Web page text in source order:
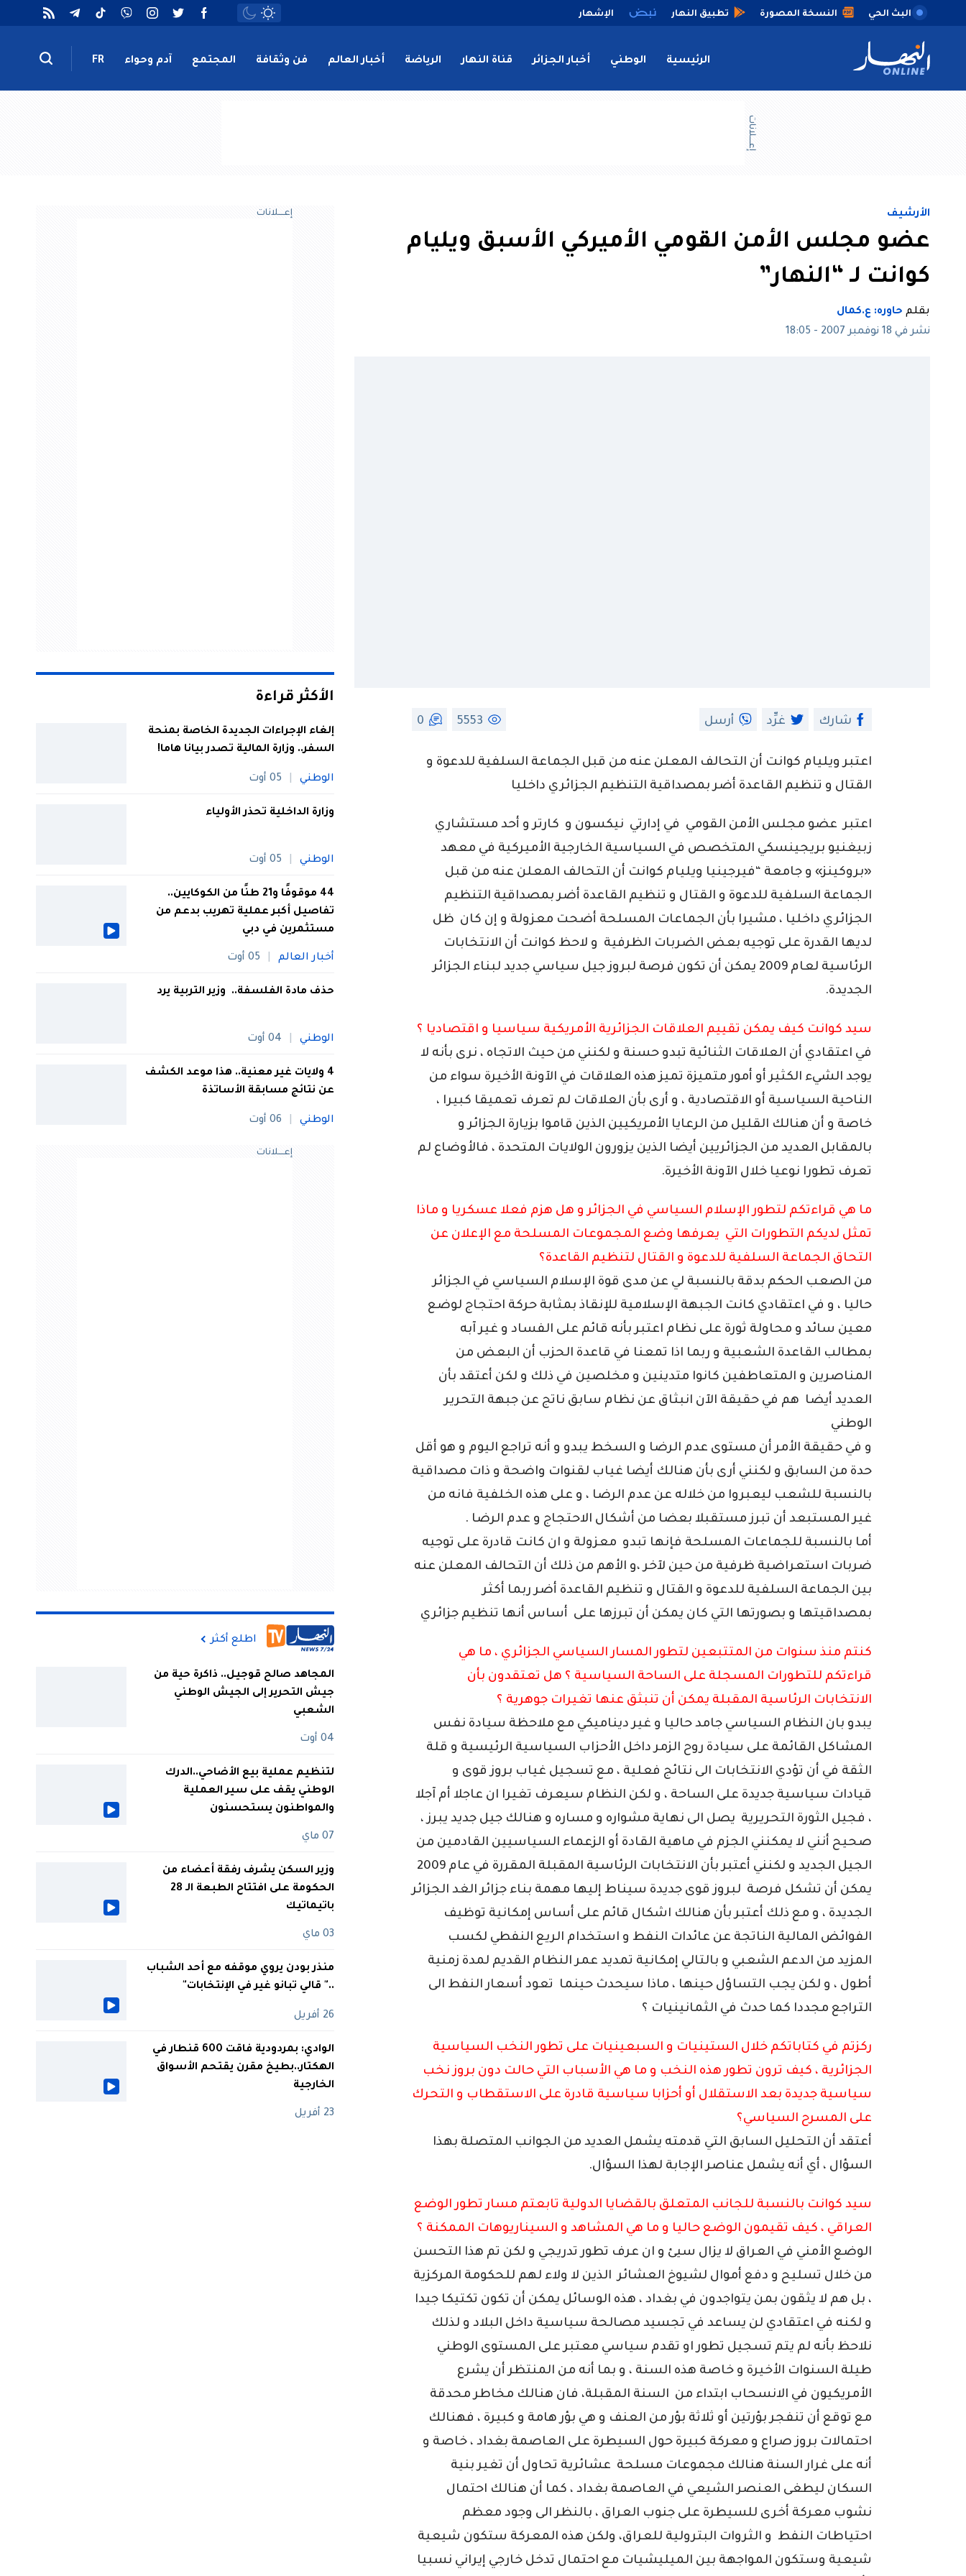
البث الحي النسخة المصورة تطبيق النهار الإشهار
الرئيسية الوطني أخبار الجزائر قناة النهار الرياضة أخبار العالم فن وثقافة المجتمع آدم وحواء FR
إعــــلانات
الأرشيف
عضو مجلس الأمن القومي الأميركي الأسبق ويليام
كوانت لـ “النهار”
بقلم حاوره: ع.كمال
نشر في 18 نوفمبر 2007 - 18:05
شارك غرِّد أرسل 5553
0
اعتبر ويليام كوانت أن التحالف المعلن عنه من قبل الجماعة السلفية للدعوة و
القتال و تنظيم القاعدة أضر بمصداقية التنظيم الجزائري داخليا
اعتبر عضو مجلس الأمن القومي في إدارتي نيكسون و كارتر و أحد مستشاري
زبيغنيو بريجينسكي المتخصص في السياسية الخارجية الأميركية في معهد
«بروكينز» و جامعة “فيرجينيا ويليام كوانت أن التحالف المعلن عنه من قبل
الجماعة السلفية للدعوة و القتال و تنظيم القاعدة أضر بمصداقية التنظيم
الجزائري داخليا ، مشيرا بأن الجماعات المسلحة أضحت معزولة و إن كان ظل
لديها القدرة على توجيه بعض الضربات الظرفية و لاحظ كوانت أن الانتخابات
الرئاسية لعام 2009 يمكن أن تكون فرصة لبروز جيل سياسي جديد لبناء الجزائر
الجديدة.
سيد كوانت كيف يمكن تقييم العلاقات الجزائرية الأمريكية سياسيا و اقتصاديا ؟
في اعتقادي أن العلاقات الثنائية تبدو حسنة و لكنني من حيث الاتجاه ، نرى بأنه لا
يوجد الشيء الكثير أو أمور متميزة تميز هذه العلاقات في الآونة الأخيرة سواء من
الناحية السياسية أو الاقتصادية ، و أرى بأن العلاقات لم تعرف تعميقا كبيرا ،
خاصة و أن هنالك القليل من الرعايا الأمريكيين الذين قاموا بزيارة الجزائر و
بالمقابل العديد من الجزائريين أيضا الذين يزورون الولايات المتحدة ، فالأوضاع لم
تعرف تطورا نوعيا خلال الآونة الأخيرة.
ما هي قراءتكم لتطور الإسلام السياسي في الجزائر و هل هزم فعلا عسكريا و ماذا
تمثل لديكم التطورات التي يعرفها وضع المجموعات المسلحة مع الإعلان عن
التحاق الجماعة السلفية للدعوة و القتال لتنظيم القاعدة؟
من الصعب الحكم بدقة بالنسبة لي عن مدى قوة الإسلام السياسي في الجزائر
حاليا ، و في اعتقادي كانت الجبهة الإسلامية للإنقاذ بمثابة حركة احتجاج لوضع
معين سائد و محاولة ثورة على نظام اعتبر بأنه قائم على الفساد و غير آبه
بمطالب القاعدة الشعبية و ربما اذا تمعنا في قاعدة الحزب أن البعض من
المناصرين و المتعاطفين كانوا متدينين و مخلصين في ذلك و لكن أعتقد بأن
العديد أيضا هم في حقيقة الآن انبثاق عن نظام سابق ناتج عن جبهة التحرير
الوطني
و في حقيقة الأمر أن مستوى عدم الرضا و السخط يبدو و أنه تراجع اليوم و هو أقل
حدة من السابق و لكنني أرى بأن هنالك أيضا غياب لقنوات واضحة و ذات مصداقية
بالنسبة للشعب ليعبروا من خلاله عن عدم الرضا ، و على هذه الخلفية فانه من
غير المستبعد أن تبرز مستقبلا بعضا من أشكال الاحتجاج و عدم الرضا .
أما بالنسبة للجماعات المسلحة فإنها تبدو معزولة و ان كانت قادرة على توجيه
ضربات استعراضية ظرفية من حين لآخر ،و الأهم من ذلك أن التحالف المعلن عنه
بين الجماعة السلفية للدعوة و القتال و تنظيم القاعدة أضر ربما أكثر
بمصداقيتها و بصورتها التي كان يمكن أن تبرزها على أساس أنها تنظيم جزائري
كنتم منذ سنوات من المتتبعين لتطور المسار السياسي الجزائري ، ما هي
قراءتكم للتطورات المسجلة على الساحة السياسية ؟ هل تعتقدون بأن
الانتخابات الرئاسية المقبلة يمكن أن تنبثق عنها تغيرات جوهرية ؟
يبدو بان النظام السياسي جامد حاليا و غير ديناميكي مع ملاحظة سيادة نفس
المشاكل القائمة على سيادة روح الزمر داخل الأحزاب السياسية الرئيسية و قلة
الثقة في أن تؤدي الانتخابات الى نتائج فعلية ، مع تسجيل غياب بروز قوى و
قيادات سياسية جديدة على الساحة ، و لكن النظام سيعرف تغيرا ان عاجلا أم آجلا
، فجيل الثورة التحريرية يصل الى نهاية مشواره و مساره و هنالك جيل جديد يبرز ،
صحيح أنني لا يمكنني الجزم في ماهية القادة أو الزعماء السياسيين القادمين من
الجيل الجديد و لكنني أعتبر بأن الانتخابات الرئاسية المقبلة المقررة في عام 2009
يمكن أن تشكل فرصة لبروز قوى جديدة سيناط إليها مهمة بناء جزائر الغد الجزائر
الجديدة ، و مع ذلك أعتبر بأن هنالك اشكال قائم على أساس إمكانية توظيف
الفوائض المالية الناتجة عن عائدات النفط و استخدام الريع النفطي لكسب
المزيد من الدعم الشعبي و بالتالي إمكانية تمديد عمر النظام القديم لمدة زمنية
أطول ، و لكن يجب التساؤل حينها ، ماذا سيحدث حينما تعود أسعار النفط الى
التراجع مجددا كما حدث في الثمانينيات ؟
ركزتم في كتاباتكم خلال الستينيات و السبعينيات على تطور النخب السياسية
الجزائرية ، كيف ترون تطور هذه النخب و ما هي الأسباب التي حالت دون بروز نخب
سياسية جديدة بعد الاستقلال أو أحزابا سياسية قادرة على الاستقطاب و التحرك
على المسرح السياسي؟
أعتقد أن التحليل السابق التي قدمته يشمل العديد من الجوانب المتصلة بهذا
السؤال ، أي أنه يشمل عناصر الإجابة لهذا السؤال.
سيد كوانت بالنسبة للجانب المتعلق بالقضايا الدولية تابعتم مسار تطور الوضع
العراقي ، كيف تقيمون الوضع حاليا و ما هي المشاهد و السيناريوهات الممكنة ؟
الوضع الأمني في العراق لا يزال سيئ و ان عرف تطور تدريجي و لكن تم هذا التحسن
من خلال تسليح و دفع أموال لشيوخ العشائر الذين لا ولاء لهم للحكومة المركزية
، بل هم لا يثقون بمن يتواجدون في بغداد ، هذه الوسائل يمكن أن تكون تكتيكا جيدا
و لكنه في اعتقادي لن يساعد في تجسيد مصالحة سياسية داخل البلاد و لذلك
نلاحظ بأنه لم يتم تسجيل تطور او تقدم سياسي معتبر على المستوى الوطني
طيلة السنوات الأخيرة و خاصة هذه السنة ، و بما أنه من المنتظر أن يشرع
الأمريكيون في الانسحاب ابتداء من السنة المقبلة، فان هنالك مخاطر محدقة
مع توقع أن تنفجر بؤرتين أو ثلاثة بؤر من العنف و هي بؤر هامة و كبيرة ، فهنالك
احتمالات بروز صراع و معركة كبيرة حول السيطرة على العاصمة بغداد ، خاصة و
أنه على غرار السنة هنالك مجموعات مسلحة عشائرية تحاول أن تغير بنية
السكان ليطغى العنصر الشيعي في العاصمة بغداد ، كما أن هنالك احتمال
نشوب معركة أخرى للسيطرة على جنوب العراق ، بالنظر الى وجود معظم
احتياطات النفط و الثروات البترولية للعراق، ولكن هذه المعركة ستكون شيعية
شيعية وستكون المواجهة بين الميليشيات مع احتمال تدخل خارجي إيراني نسبيا
إعــــلانات
الأكثر قراءة
إلغاء الإجراءات الجديدة الخاصة بمنحة
السفر.. وزارة المالية تصدر بيانا هاما!
الوطني 05 أوت
وزارة الداخلية تحذر الأولياء
الوطني 05 أوت
44 موقوفًا و21 طنًا من الكوكايين..
تفاصيل أكبر عملية تهريب بدعم من
مستثمرين في دبي
أخبار العالم 05 أوت
حذف مادة الفلسفة.. وزير التربية يرد
الوطني 04 أوت
4 ولايات غير معنية.. هذا موعد الكشف
عن نتائج مسابقة الأساتذة
الوطني 06 أوت
إعــــلانات
اطلع أكثر
المجاهد صالح قوجيل.. ذاكرة حية من
جيش التحرير إلى الجيش الوطني
الشعبي
04 أوت
لتنظيم عملية بيع الأضاحي..الدرك
الوطني يقف على سير العملية
والمواطنون يستحسنون
07 ماي
وزير السكن يشرف رفقة أعضاء من
الحكومة على افتتاح الطبعة الـ 28
باتيماتيك
03 ماي
منذر بودن يروي موقفه مع أحد الشباب
.." قالي تبانو غير في الإنتخابات"
26 أفريل
الوادي: بمردودية فاقت 600 قنطار في
الهكتار..بطيخ مقرن يقتحم الأسواق
الخارجية
23 أفريل